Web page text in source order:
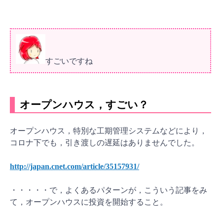
すごいですね
オープンハウス，すごい？
オープンハウス，特別な工期管理システムなどにより，
コロナ下でも，引き渡しの遅延はありませんでした。
http://japan.cnet.com/article/35157931/
・・・・・で，よくあるパターンが，こういう記事をみ
て，オープンハウスに投資を開始すること。